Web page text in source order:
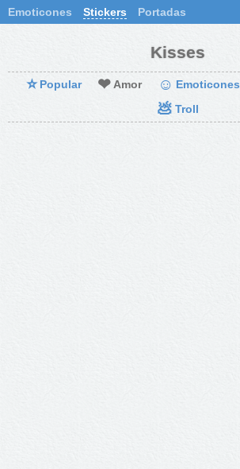
Emoticones Stickers Portadas
Kisses
⭐ Popular ❤ Amor ☺ Emoticones
💩 Troll